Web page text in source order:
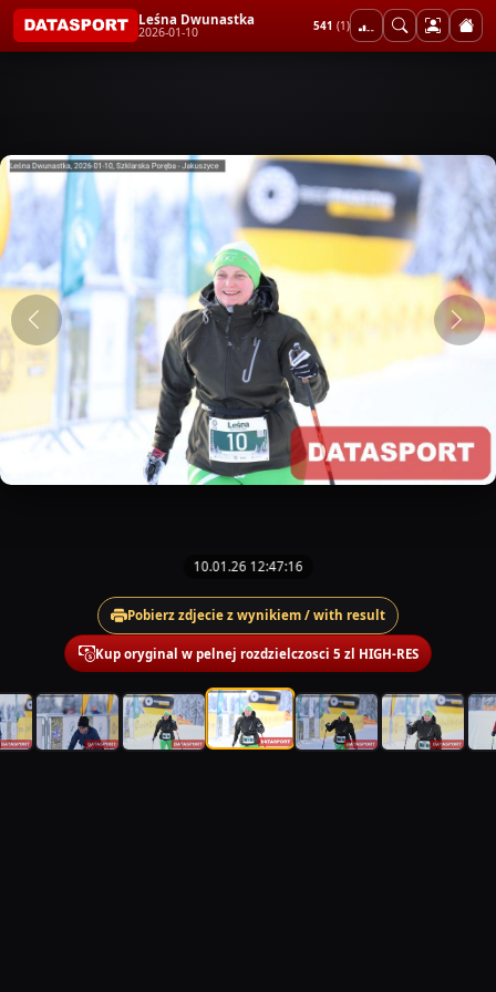
Leśna Dwunastka
2026-01-10 541 (1)
10.01.26 12:47:16
Pobierz zdjecie z wynikiem / with result
Kup oryginal w pelnej rozdzielczosci 5 zl HIGH-RES